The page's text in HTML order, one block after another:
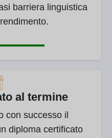
barriera linguistica
al termine
con successo il
diploma certificato